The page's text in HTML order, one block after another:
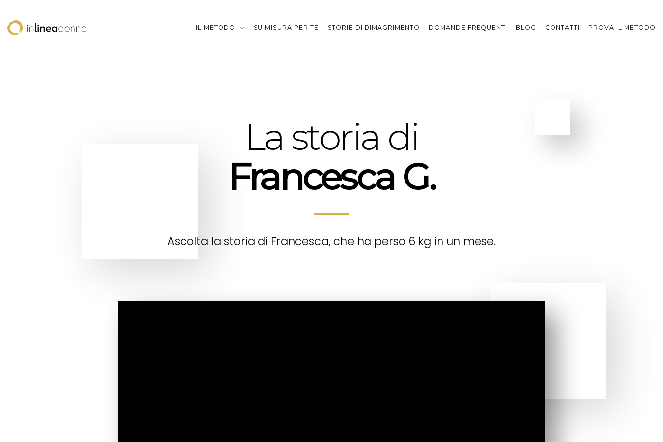
IL METODO SU MISURA PER TE STORIE DI DIMAGRIMENTO DOMANDE FREQUENTI BLOG CONTATTI PROVA IL METODO
La storia di
Francesca G.
Ascolta la storia di Francesca, che ha perso 6 kg in un mese.